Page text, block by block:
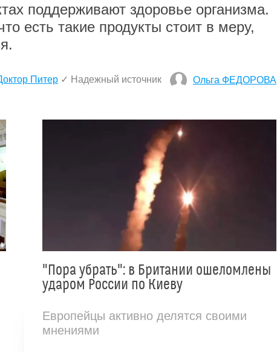
поддерживают здоровье организма.
есть такие продукты стоит в меру,
Питер ✓ Надежный источник Ольга ФЕДОРОВА
"Пора убрать": в Британии ошеломлены
ударом России по Киеву
Европейцы активно делятся своими
мнениями